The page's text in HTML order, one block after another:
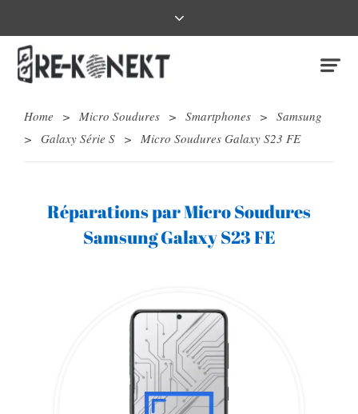
Home > Micro Soudures > Smartphones > Samsung
> Galaxy Série S > Micro Soudures Galaxy S23 FE
Réparations par Micro Soudures
Samsung Galaxy S23 FE